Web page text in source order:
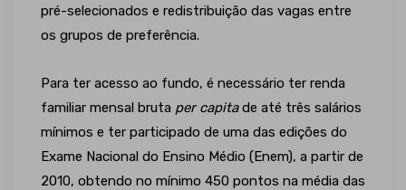
pré-selecionados e redistribuição das vagas entre
os grupos de preferência.
Para ter acesso ao fundo, é necessário ter renda
familiar mensal bruta per capitade até três salários
mínimos e ter participado de uma das edições do
Exame Nacional do Ensino Médio (Enem), a partir de
2010, obtendo no mínimo 450 pontos na média das